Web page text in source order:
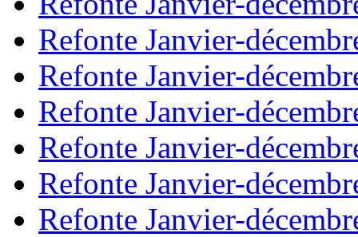
Refonte Janvier-
Refonte Janvier-
Refonte Janvier-
Refonte Janvier-
Refonte Janvier-
Refonte Janvier-